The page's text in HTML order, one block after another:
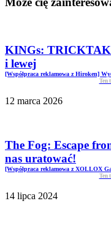
KINGs:
i lewej
[Współpraca reklamowa z Hiroken]
Ten
12 marca 2026
The Fog: Escape
nas uratować!
[Współpraca reklamowa z XOLLOX
Ten
14 lipca 2024